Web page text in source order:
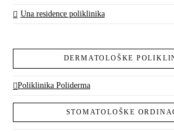
Una residence poliklinika
DERMATOLOŠKE
Poliklinika Poliderma
STOMATOLOŠKE